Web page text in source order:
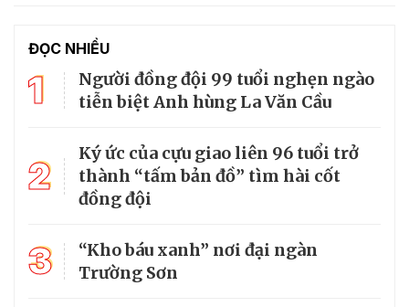
ĐỌC NHIỀU
1
Người đồng đội 99 tuổi nghẹn ngào
tiễn biệt Anh hùng La Văn Cầu
2
Ký ức của cựu giao liên 96 tuổi trở
thành “tấm bản đồ” tìm hài cốt
đồng đội
3
“Kho báu xanh” nơi đại ngàn
Trường Sơn